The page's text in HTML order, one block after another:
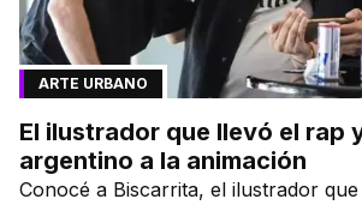
ARTE URBANO
El ilustrador que llevó el rap
argentino a la animación
Conocé a Biscarrita, el ilustrador